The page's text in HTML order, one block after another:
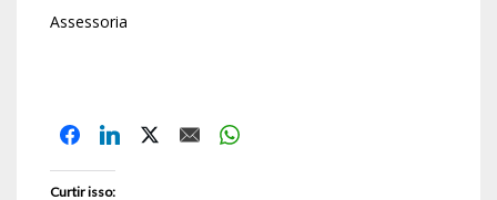
Assessoria
Curtir isso: